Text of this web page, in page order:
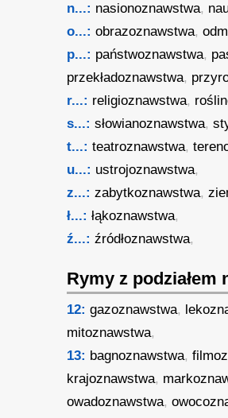
n...: nasionoznawstwa,
o...: obrazoznawstwa,
p...: państwoznawstwa,
przekładoznawstwa,
r...: religioznawstwa,
s...: słowianoznawstwa,
t...: teatroznawstwa,
u...: ustrojoznawstwa,
z...: zabytkoznawstwa,
ł...: łąkoznawstwa,
ź...: źródłoznawstwa,
Rymy z podziałem
12: gazoznawstwa,
mitoznawstwa,
13: bagnoznawstwa,
krajoznawstwa,
owadoznawstwa,